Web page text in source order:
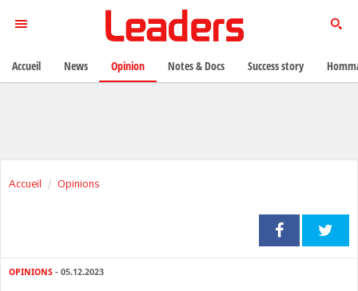
Accueil Opinions
OPINIONS - 05.12.2023
Accueil News Opinion Notes & Docs Success story